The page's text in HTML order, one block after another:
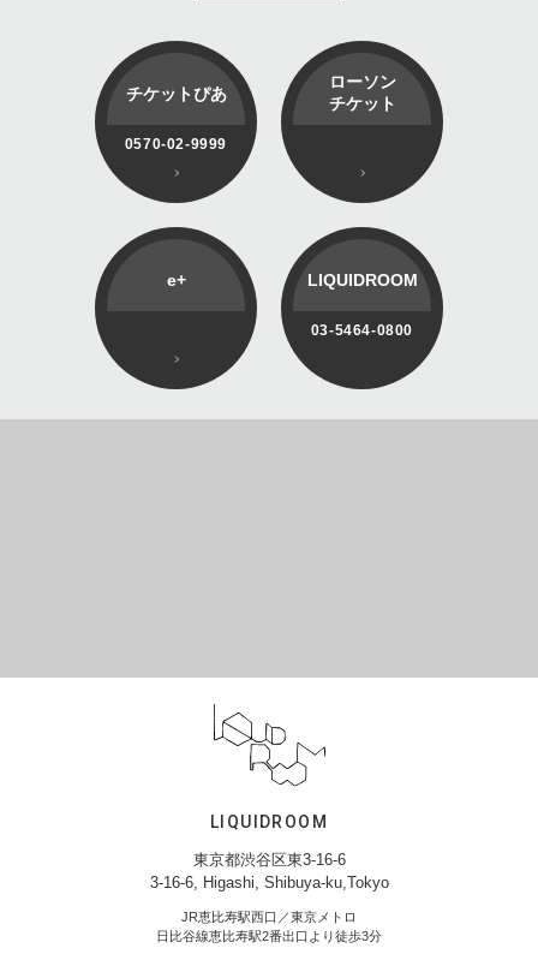
チケットぴあ
0570-02-9999
ローソン
チケット
e+ LIQUIDROOM
03-5464-0800
LIQUIDROOM
東京都渋谷区東3-16-6
3-16-6, Higashi, Shibuya-ku,Tokyo
JR恵比寿駅西口／東京メトロ
日比谷線恵比寿駅2番出口より徒歩3分